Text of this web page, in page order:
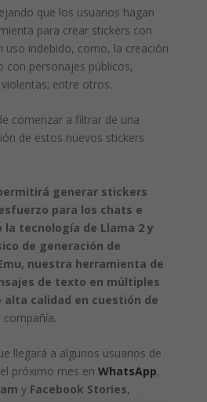
que los usuarios hagan
para crear stickers con
uso indebido, como, la creación
con personajes públicos,
entre otros.
comenzar a filtrar de una
de estos nuevos stickers
generar stickers
para los chats e
tecnología de Llama 2 y
de generación de
nuestra herramienta de
de texto en múltiples
alta calidad en cuestión de
compañía.
llegará a algunos usuarios de
próximo mes enWhatsApp,
y Facebook Stories,